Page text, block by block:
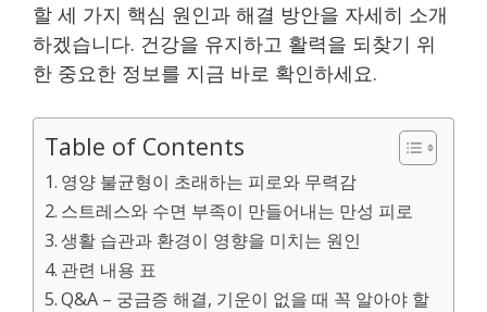
할 세 가지 핵심 원인과 해결 방안을 자세히 소개
하겠습니다. 건강을 유지하고 활력을 되찾기 위
한 중요한 정보를 지금 바로 확인하세요.
Table of Contents
영양 불균형이 초래하는 피로와 무력감
스트레스와 수면 부족이 만들어내는 만성 피로
생활 습관과 환경이 영향을 미치는 원인
관련 내용 표
Q&A – 궁금증 해결, 기운이 없을 때 꼭 알아야 할